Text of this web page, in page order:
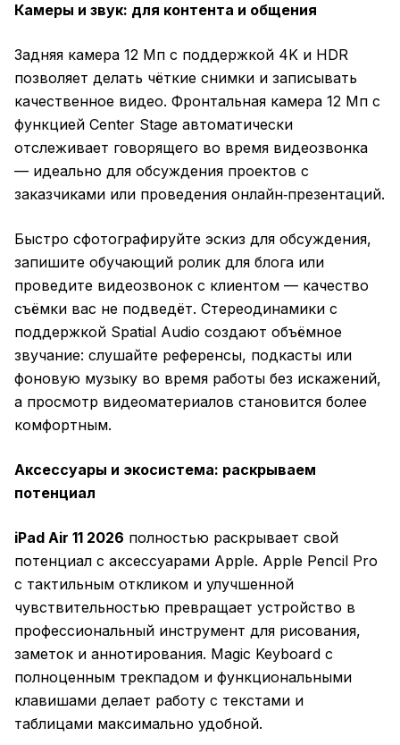
Камеры и звук: для контента и общения
Задняя камера 12 Мп с поддержкой 4K и HDR
позволяет делать чёткие снимки и записывать
качественное видео. Фронтальная камера 12 Мп с
функцией Center Stage автоматически
отслеживает говорящего во время видеозвонка
— идеально для обсуждения проектов с
заказчиками или проведения онлайн‑презентаций.
Быстро сфотографируйте эскиз для обсуждения,
запишите обучающий ролик для блога или
проведите видеозвонок с клиентом — качество
съёмки вас не подведёт. Стереодинамики с
поддержкой Spatial Audio создают объёмное
звучание: слушайте референсы, подкасты или
фоновую музыку во время работы без искажений,
а просмотр видеоматериалов становится более
комфортным.
Аксессуары и экосистема: раскрываем
потенциал
iPad Air 11 2026 полностью раскрывает свой
потенциал с аксессуарами Apple. Apple Pencil Pro
с тактильным откликом и улучшенной
чувствительностью превращает устройство в
профессиональный инструмент для рисования,
заметок и аннотирования. Magic Keyboard с
полноценным трекпадом и функциональными
клавишами делает работу с текстами и
таблицами максимально удобной.